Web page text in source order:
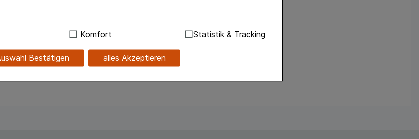
handelt es sich um Cookies, die für die Grundfunktionen unserer
die Wiedererkennung des Besuchers oder unsere Seite an bevorzugte
Komfort Statistik & Tracking
Bestätigen alles Akzeptieren
Undecylenamide DEA, Propylene